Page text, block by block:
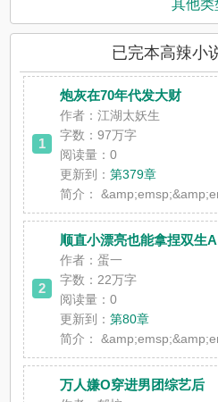
其他类
已完本高辣小
1
炮灰在70年代发大财
作者：江湖太妖生
字数：97万字
阅读量：0
更新到：第379章
简介：
2
顺直小漂亮也能拿捏双生A
作者：蛋一
字数：22万字
阅读量：0
更新到：第80章
简介：
万人嫌O穿进男团综艺后